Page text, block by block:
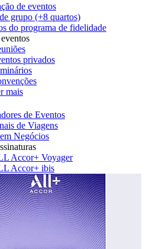
de eventos
grupo (+8 quartos)
do programa de fidelidade
privados
mais
de Eventos
de Viagens
Negócios
Accor+ Voyager
Accor+ ibis